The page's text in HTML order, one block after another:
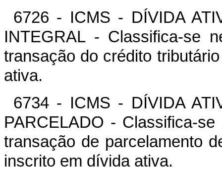
6726 - ICMS - DÍVIDA
INTEGRAL - Classifica-se
transação do crédito
ativa.
6734 - ICMS - DÍVIDA
PARCELADO - Classifica-
transação de parcelamento
inscrito em dívida ativa.